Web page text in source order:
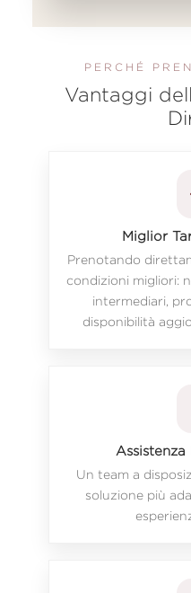
PERCHÉ
Vantaggi
Miglior
Prenotando
condizioni migliori:
intermediari,
disponibilità
Assistenza
Un team a
soluzione più